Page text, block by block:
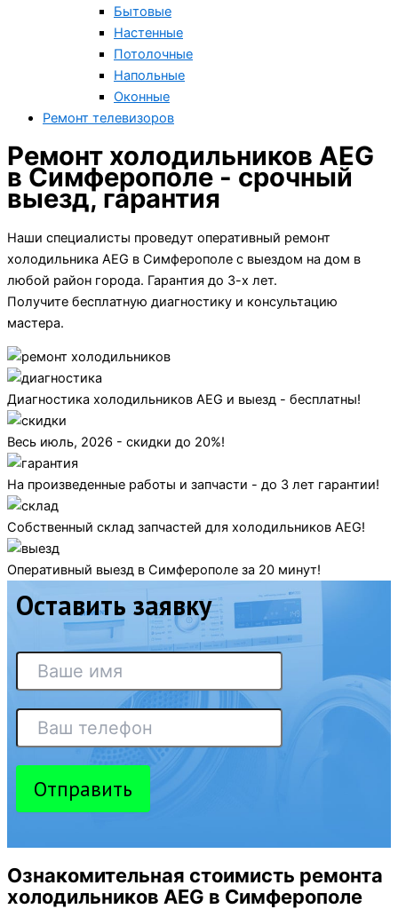
Бытовые
Настенные
Потолочные
Напольные
Оконные
Ремонт телевизоров
Ремонт холодильников AEG
в Симферополе - срочный
выезд, гарантия
Наши специалисты проведут оперативный ремонт
холодильника AEG в Симферополе с выездом на дом в
любой район города. Гарантия до 3-х лет.
Получите бесплатную диагностику и консультацию
мастера.
Диагностика холодильников AEG и выезд - бесплатны!
Весь июль, 2026 - скидки до 20%!
На произведенные работы и запчасти - до 3 лет гарантии!
Собственный склад запчастей для холодильников AEG!
Оперативный выезд в Симферополе за 20 минут!
Оставить заявку
Отправить
Ознакомительная стоимисть ремонта
холодильников AEG в Симферополе